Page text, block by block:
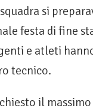
si
festa di fine
e atleti
tecnico.
il